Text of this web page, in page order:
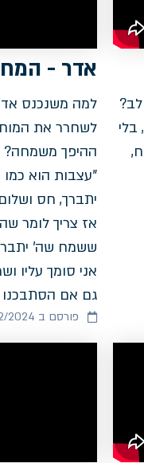
אדר -
למה משנכנס
לשחרר את
ההיפך משמחה?
"עצבות הוא כמו
יתברך, חס
אז צריך לומר
ששמח שה' יתברך
אני סומך עליו
גם אם הסתבכנו
פורסם ב 05/02/2024